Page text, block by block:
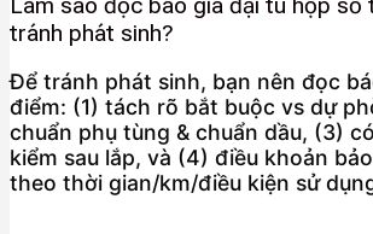
Làm sao đọc báo giá đại tu hộp số
tránh phát sinh?
Để tránh phát sinh, bạn nên đọc
điểm: (1) tách rõ bắt buộc vs dự
chuẩn phụ tùng & chuẩn dầu, (3)
kiểm sau lắp, và (4) điều khoản
theo thời gian/km/điều kiện sử